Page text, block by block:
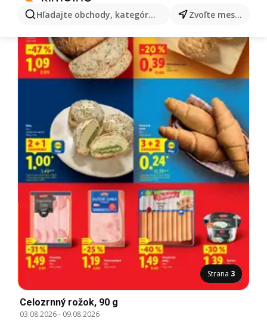
Hľadajte obchody, kategórie, produkty... Zvoľte mesto
Strana 3
Celozrnný rožok, 90 g
03.08.2026- 09.08.2026